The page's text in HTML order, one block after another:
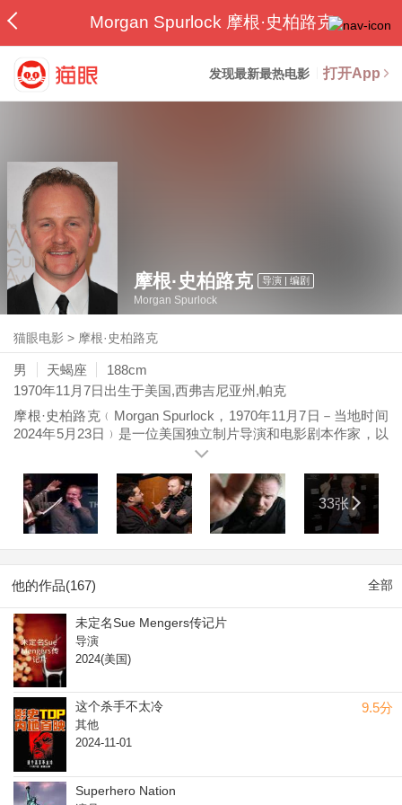
Morgan Spurlock 摩根·史柏路克
发现最新最热电影 打开App
摩根·史柏路克 导演 | 编剧
Morgan Spurlock
猫眼电影 > 摩根·史柏路克
男 天蝎座
188cm
1970年11月7日 出生于美国,西弗吉尼亚州,帕克
摩根·史柏路克﹙Morgan Spurlock，1970年11月7日－当地时间
2024年5月23日﹚是一位美国独立制片导演和电影剧本作家，以
麦当劳纪录片《麦胖报告》（Super Size Me）闻名。出生于西
2024年5月23日，纪录片导演摩根·斯普尔洛克（Morgan
Spurlock）因癌症并发症在纽约去世，年仅53岁。
33张
他的作品(167) 全部
未定名Sue Mengers传记片
导演
2024(美国)
9.5分
这个杀手不太冷
其他
2024-11-01
Superhero Nation